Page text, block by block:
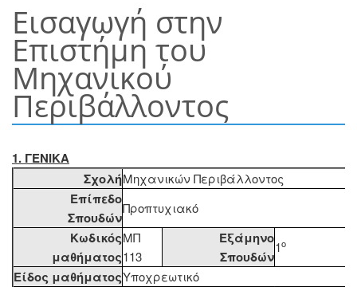
Εισαγωγή στην
Επιστήμη του
Μηχανικού
Περιβάλλοντος
1. ΓΕΝΙΚΑ
ΣχολήΜηχανικών Περιβάλλοντος
Επίπεδο
Σπουδών
Προπτυχιακό
Κωδικός
μαθήματος
ΜΠ
113
Εξάμηνο
Σπουδών
1ο
Είδος μαθήματοςΥποχρεωτικό